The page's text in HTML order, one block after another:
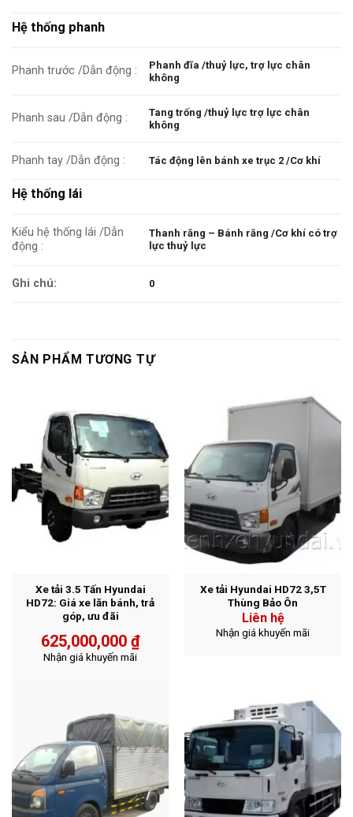
Hệ thống phanh
Phanh trước /Dẫn động :
Phanh đĩa /thuỷ lực, trợ lực chân
không
Phanh sau /Dẫn động :
Tang trống /thuỷ lực trợ lực chân
không
Phanh tay /Dẫn động : Tác động lên bánh xe trục 2 /Cơ khí
Hệ thống lái
Kiểu hệ thống lái /Dẫn
động :
Thanh răng – Bánh răng /Cơ khí có trợ
lực thuỷ lực
Ghi chú: 0
SẢN PHẨM TƯƠNG TỰ
Xe tải 3.5 Tấn Hyundai
HD72: Giá xe lăn bánh, trả
góp, ưu đãi
625,000,000 ₫
Nhận giá khuyến mãi
Xe tải Hyundai HD72 3,5T
Thùng Bảo Ôn
Liên hệ
Nhận giá khuyến mãi